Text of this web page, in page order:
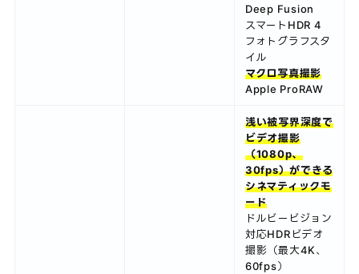
Deep Fusion
スマートHDR 4
フォトグラフスタ
イル
マクロ写真撮影
Apple ProRAW
浅い被写界深度で
ビデオ撮影
（1080p、
30fps）ができる
シネマティックモ
ード
ドルビービジョン
対応HDRビデオ
撮影（最大4K、
60fps）